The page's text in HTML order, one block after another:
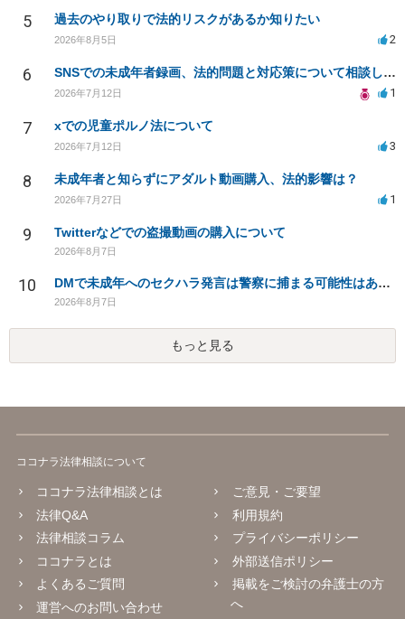
5 過去のやり取りで法的リスクがあるか知りたい
2026年8月5日 2
6 SNSでの未成年者録画、法的問題と対応策について相談したい
2026年7月12日 1
7 xでの児童ポルノ法について
2026年7月12日 3
8 未成年者と知らずにアダルト動画購入、法的影響は？
2026年7月27日 1
9 Twitterなどでの盗撮動画の購入について
2026年8月7日
10 DMで未成年へのセクハラ発言は警察に捕まる可能性はありますか
2026年8月7日
もっと見る
ココナラ法律相談について
ココナラ法律相談とは
法律Q&A
法律相談コラム
ココナラとは
よくあるご質問
運営へのお問い合わせ
ご意見・ご要望
利用規約
プライバシーポリシー
外部送信ポリシー
掲載をご検討の弁護士の方
へ